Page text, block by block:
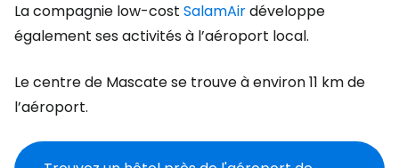
La compagnie low-cost SalamAirdéveloppe
également ses activités à l’aéroport local.
Le centre de Mascate se trouve à environ 11 km de
l’aéroport.